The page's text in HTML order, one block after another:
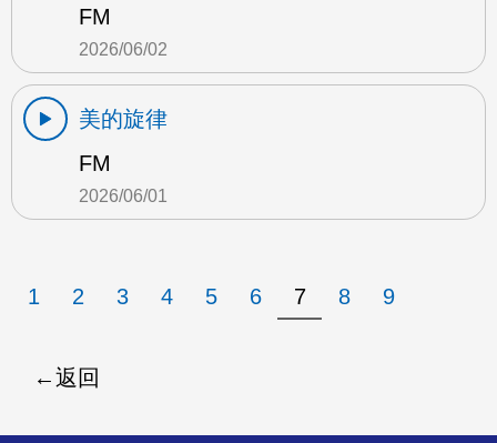
FM
2026/06/02
美的旋律
FM
2026/06/01
1 2 3 4 5 6 7 8 9
返回